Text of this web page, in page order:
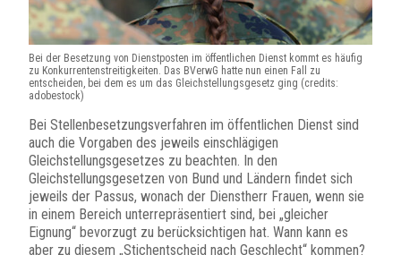
Bei der Besetzung von Dienstposten im öffentlichen Dienst kommt es häufig
zu Konkurrentenstreitigkeiten. Das BVerwG hatte nun einen Fall zu
entscheiden, bei dem es um das Gleichstellungsgesetz ging (credits:
adobestock)
Bei Stellenbesetzungsverfahren im öffentlichen Dienst sind
auch die Vorgaben des jeweils einschlägigen
Gleichstellungsgesetzes zu beachten. In den
Gleichstellungsgesetzen von Bund und Ländern findet sich
jeweils der Passus, wonach der Dienstherr Frauen, wenn sie
in einem Bereich unterrepräsentiert sind, bei „gleicher
Eignung“ bevorzugt zu berücksichtigen hat. Wann kann es
aber zu diesem „Stichentscheid nach Geschlecht“ kommen?